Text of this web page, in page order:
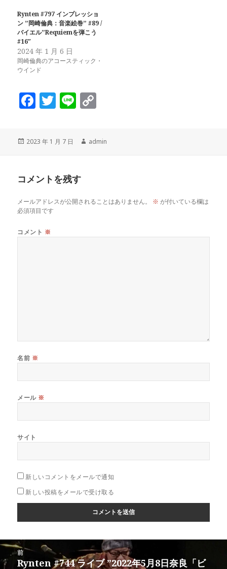
Rynten #797 インプレッショ
ン ”岡崎倫典：音楽絵巻” #89 /
バイエル”Requiemを弾こう
#16″
2024 年 1 月 6 日
岡崎倫典のアコースティック・
ウインド
F
c
e
o
o
k
T
it
te
Li
e p
y
k
投
2023 年 1 月 7 日
作
admin
コメントを残す
メールアドレスが公開されることはありません。 ※ が付いている欄は
必須項目です
コメント ※
名前 ※
メール ※
サイト
新しいコメントをメールで通知
新しい投稿をメールで受け取る
投
稿
前
前
Rynten #744 ライブ ”2022年5月8日奈良「ビ